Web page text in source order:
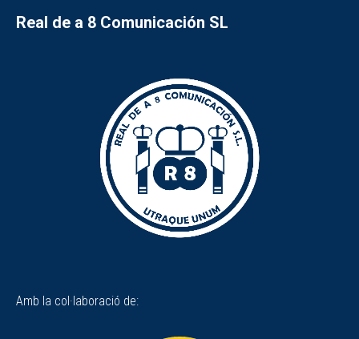
Real de a 8 Comunicación SL
Amb la col·laboració de: